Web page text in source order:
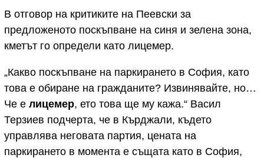
В отговор на критиките на Пеевски за
предложеното поскъпване на синя и зелена зона,
кметът го определи като лицемер.
„Какво поскъпване на паркирането в София, като
това е обиране на гражданите? Извинявайте, но…
Че е лицемер, ето това ще му кажа.“ Васил
Терзиев подчерта, че в Кърджали, където
управлява неговата партия, цената на
паркирането в момента е същата като в София,